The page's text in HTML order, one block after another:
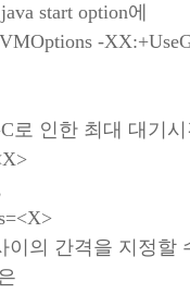
start option에
-
로 인한 최대 대기
이의 간격을 지정할